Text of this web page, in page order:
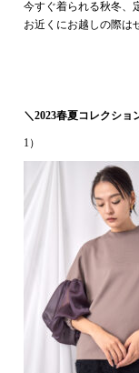
今すぐ着られる秋冬、
お近くにお越しの際は
＼2023春夏コレクショ
1）